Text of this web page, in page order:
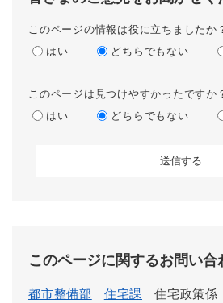
このページの情報は役に立ちましたか
はい
どちらでもない
このページは見つけやすかったですか
はい
どちらでもない
このページに関するお問い合
都市整備部 住宅課 住宅政策係